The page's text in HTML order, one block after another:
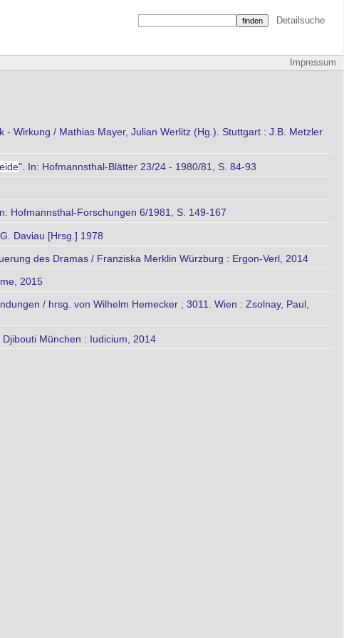
Detailsuche
Impressum
Wirkung / Mathias Mayer, Julian Werlitz (Hg.). Stuttgart : J.B. Metzler
". In: Hofmannsthal-Blätter 23/24 - 1980/81, S. 84-93
Hofmannsthal-Forschungen 6/1981, S. 149-167
Daviau [Hrsg.] 1978
des Dramas / Franziska Merklin Würzburg : Ergon-Verl, 2014
2015
/ hrsg. von Wilhelm Hemecker ; 3011. Wien : Zsolnay, Paul,
Djibouti München : Iudicium, 2014